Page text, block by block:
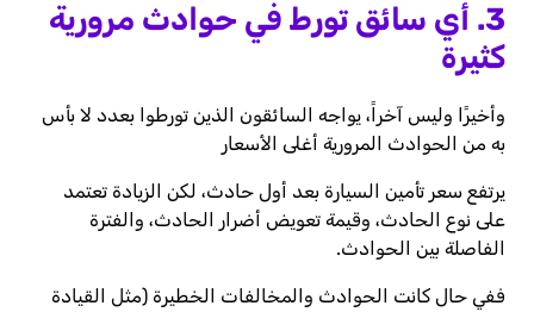
3. أي سائق تورط في حوادث مرورية
كثيرة
وأخيرًا وليس آخراً، يواجه السائقون الذين تورطوا بعدد لا بأس
به من الحوادث المرورية أغلى الأسعار
يرتفع سعر تأمين السيارة بعد أول حادث، لكن الزيادة تعتمد
على نوع الحادث، وقيمة تعويض أضرار الحادث، والفترة
الفاصلة بين الحوادث.
ففي حال كانت الحوادث والمخالفات الخطيرة (مثل القيادة